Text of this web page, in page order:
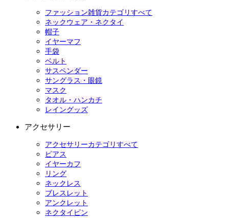
ファッション雑貨カテゴリすべて
ネックウェア・ネクタイ
帽子
イヤーマフ
手袋
ベルト
サスペンダー
サングラス・眼鏡
マスク
タオル・ハンカチ
レイングッズ
アクセサリー
アクセサリーカテゴリすべて
ピアス
イヤーカフ
リング
ネックレス
ブレスレット
アンクレット
ネクタイピン